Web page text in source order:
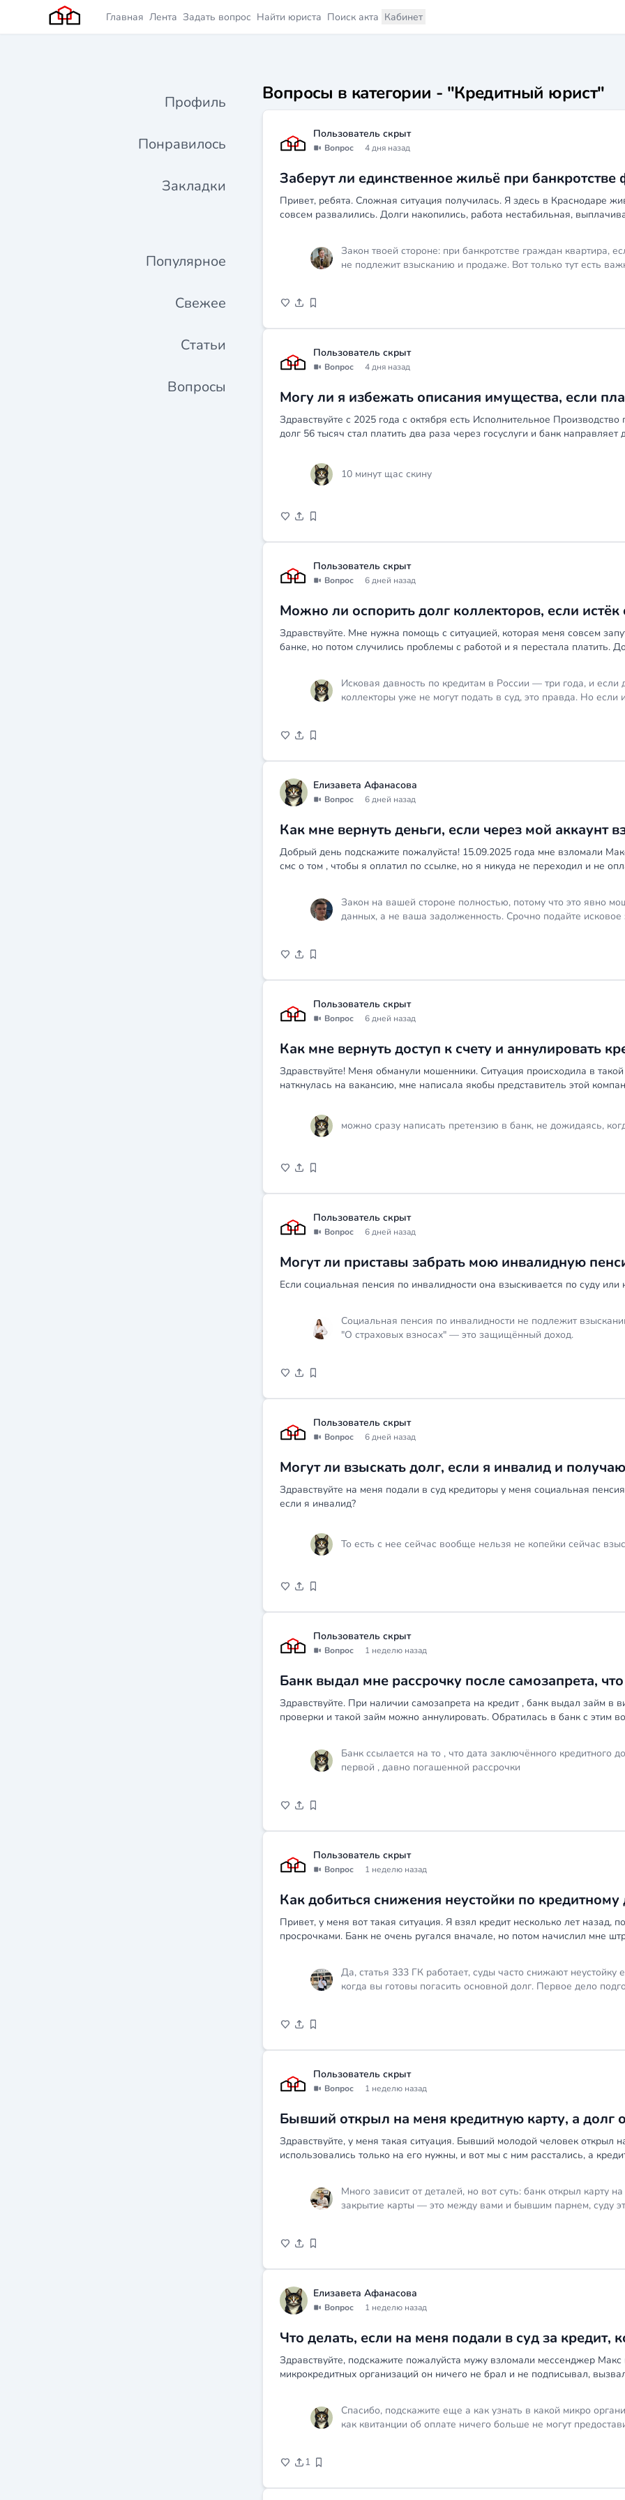
Главная Лента Задать вопрос Найти юриста Поиск акта Кабинет
Профиль
Понравилось
Закладки
Популярное
Свежее
Статьи
Вопросы
Вопросы в категории - "Кредитный юрист"
Пользователь скрыт
Вопрос 4 дня назад
Заберут ли единственное жильё при банкротстве
Привет, ребята. Сложная ситуация получилась. Я здесь в Краснодаре
совсем развалились. Долги накопились, работа нестабильная,
Закон твоей стороне: при банкротстве граждан квартира,
не подлежит взысканию и продаже. Вот только тут есть
вернуть кредит через судебное разбирательство, и если
есть другие варианты. Иногда выгоднее договориться с
процесс банкротства. Удачи.
Пользователь скрыт
Вопрос 4 дня назад
Могу ли я избежать описания имущества, если
Здравствуйте с 2025 года с октября есть Исполнительное
долг 56 тысяч стал платить два раза через госуслуги и банк направляет
10 минут щас скину
Пользователь скрыт
Вопрос 6 дней назад
Можно ли оспорить долг коллекторов, если истёк
Здравствуйте. Мне нужна помощь с ситуацией, которая меня совсем
банке, но потом случились проблемы с работой и я перестала платить.
Исковая давность по кредитам в России — три года, и
коллекторы уже не могут подать в суд, это правда. Но
поэтому не контактируй с коллекторами и не
Елизавета Афанасова
Вопрос 6 дней назад
Как мне вернуть деньги, если через мой аккаунт
Добрый день подскажите пожалуйста! 15.09.2025 года мне взломали
смс о том , чтобы я оплатил по ссылке, но я никуда не переходил и не
Закон на вашей стороне полностью, потому что это явно
данных, а не ваша задолженность. Срочно подайте
мировых соглашений с микрофинансовыми организациями
решение суда вынесено по незаконным основаниям и
Пользователь скрыт
Вопрос 6 дней назад
Как мне вернуть доступ к счету и аннулировать
Здравствуйте! Меня обманули мошенники. Ситуация происходила в
наткнулась на вакансию, мне написала якобы представитель этой
можно сразу написать претензию в банк, не дожидаясь,
Пользователь скрыт
Вопрос 6 дней назад
Могут ли приставы забрать мою инвалидную
Если социальная пенсия по инвалидности она взыскивается по суду
Социальная пенсия по инвалидности не подлежит
"О страховых взносах" — это защищённый доход.
Пользователь скрыт
Вопрос 6 дней назад
Могут ли взыскать долг, если я инвалид и
Здравствуйте на меня подали в суд кредиторы у меня социальная
если я инвалид?
То есть с нее сейчас вообще нельзя не копейки сейчас
Пользователь скрыт
Вопрос 1 неделю назад
Банк выдал мне рассрочку после самозапрета,
Здравствуйте. При наличии самозапрета на кредит , банк выдал займ в
проверки и такой займ можно аннулировать. Обратилась в банк с этим
Банк ссылается на то , что дата заключённого кредитного
первой , давно погашенной рассрочки
Пользователь скрыт
Вопрос 1 неделю назад
Как добиться снижения неустойки по
Привет, у меня вот такая ситуация. Я взял кредит несколько лет назад,
просрочками. Банк не очень ругался вначале, но потом начислил мне
Да, статья 333 ГК работает, суды часто снижают
когда вы готовы погасить основной долг. Первое дело
говоря, неплохие, потому что суды понимают разницу
Пользователь скрыт
Вопрос 1 неделю назад
Бывший открыл на меня кредитную карту, а долг
Здравствуйте, у меня такая ситуация. Бывший молодой человек открыл
использовались только на его нужны, и вот мы с ним расстались, а
Много зависит от деталей, но вот суть: банк открыл карту
закрытие карты — это между вами и бывшим парнем, суду
Елизавета Афанасова
Вопрос 1 неделю назад
Что делать, если на меня подали в суд за кредит,
Здравствуйте, подскажите пожалуйста мужу взломали мессенджер Макс
микрокредитных организаций он ничего не брал и не подписывал,
Спасибо, подскажите еще а как узнать в какой микро
как квитанции об оплате ничего больше не могут
1